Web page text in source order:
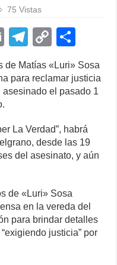
75 Vistas
E
m
ail
T
el
e
gr
m
C
o
p
y
n
k
h
ar
e
de Matías «Luri» Sosa
para reclamar justicia
el pasado 1
La Verdad”, habrá
desde las 19
del asesinato, y aún
de «Luri» Sosa
en la vereda del
para brindar detalles
justicia” por